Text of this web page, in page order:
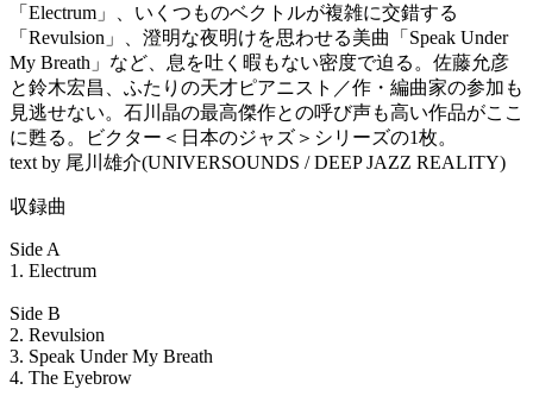
「Electrum」、いくつものベクトルが複雑に交錯する
「Revulsion」、澄明な夜明けを思わせる美曲「Speak Under
My Breath」など、息を吐く暇もない密度で迫る。佐藤允彦
と鈴木宏昌、ふたりの天才ピアニスト／作・編曲家の参加も
見逃せない。石川晶の最高傑作との呼び声も高い作品がここ
に甦る。ビクター＜日本のジャズ＞シリーズの1枚。
text by 尾川雄介(UNIVERSOUNDS / DEEP JAZZ REALITY)
収録曲
Side A
1. Electrum
Side B
2. Revulsion
3. Speak Under My Breath
4. The Eyebrow